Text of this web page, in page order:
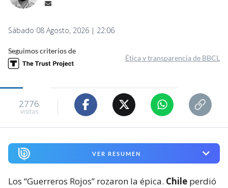
Sábado 08 Agosto, 2026 | 22:06
Seguimos criterios de
Ética y transparencia de BBCL
2776
visitas
VER RESUMEN
Los “Guerreros Rojos” rozaron la épica. Chile perdió